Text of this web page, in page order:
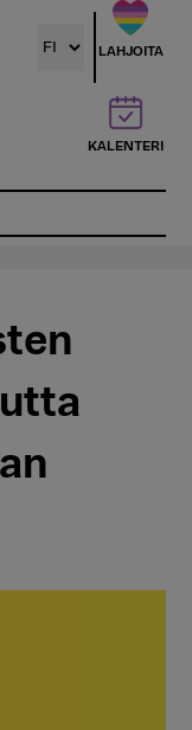
LAHJOITA
KALENTERI